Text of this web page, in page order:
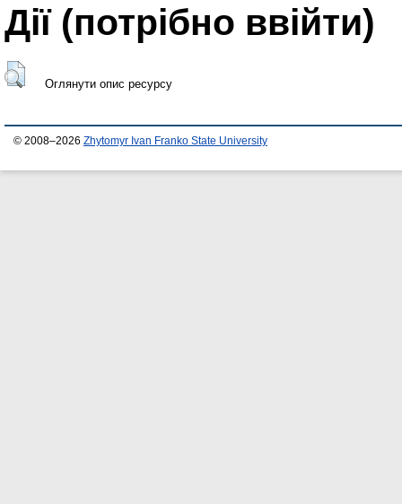
Дії ​​(потрібно ввійти)
Оглянути опис ресурсу
© 2008–2026 Zhytomyr Ivan Franko State University